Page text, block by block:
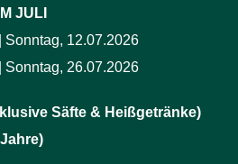
JULI
Sonntag, 12.07.2026
Sonntag, 26.07.2026
Säfte & Heißgetränke)